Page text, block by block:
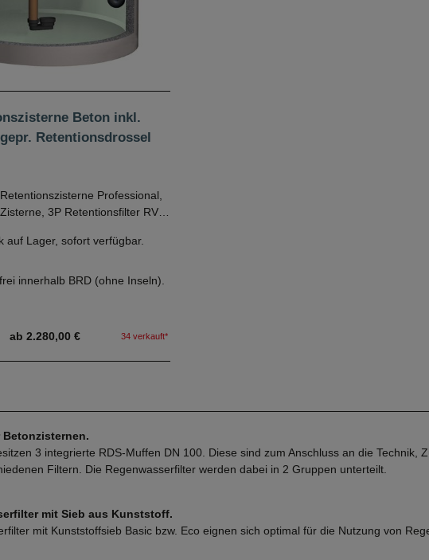
Beton inkl.
Retentionsdrossel
Professional,
3P Retentionsfilter RVF,
Kl. A bis 5 Tonnen.
in unsererCheckliste.
Korbfilter mit Edelstahlkorb,
auf Lager, sofort verfügbar.
innerhalb BRD (ohne Inseln).
ab 2.280,00 € 34 verkauft*
Betonzisternen.
3 integrierte RDS-Muffen DN 100. Diese sind zum Anschluss an die Technik,
Filtern. Die Regenwasserfilter werden dabei in 2 Gruppen unterteilt.
mit Sieb aus Kunststoff.
mit Kunststoffsieb Basic bzw. Eco eignen sich optimal für die Nutzung von